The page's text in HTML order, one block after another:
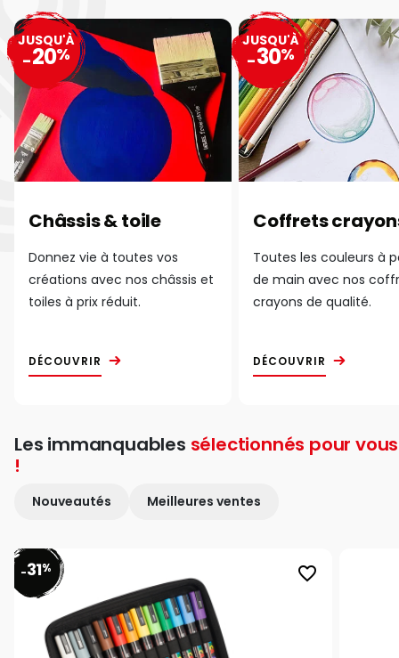
Châssis & toile
Donnez vie à toutes vos
créations avec nos châssis et
toiles à prix réduit.
DÉCOUVRIR
JUSQU'À
-20%
Coffrets
Toutes les couleurs à
de main avec nos
crayons de qualité.
DÉCOUVRIR
JUSQU'À
-30%
Les immanquables sélectionnés pour vous
!
Nouveautés Meilleures ventes
favorite_border
-31%